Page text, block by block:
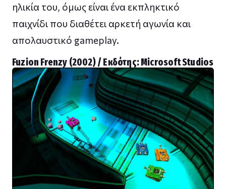
ηλικία του, όμως είναι ένα εκπληκτικό
παιχνίδι που διαθέτει αρκετή αγωνία και
απολαυστικό gameplay.
Fuzion Frenzy (2002) / Εκδότης: Microsoft Studios